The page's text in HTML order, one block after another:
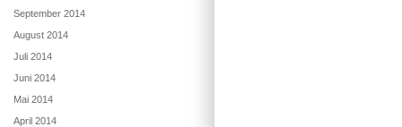
September 2014
August 2014
Juli 2014
Juni 2014
Mai 2014
April 2014